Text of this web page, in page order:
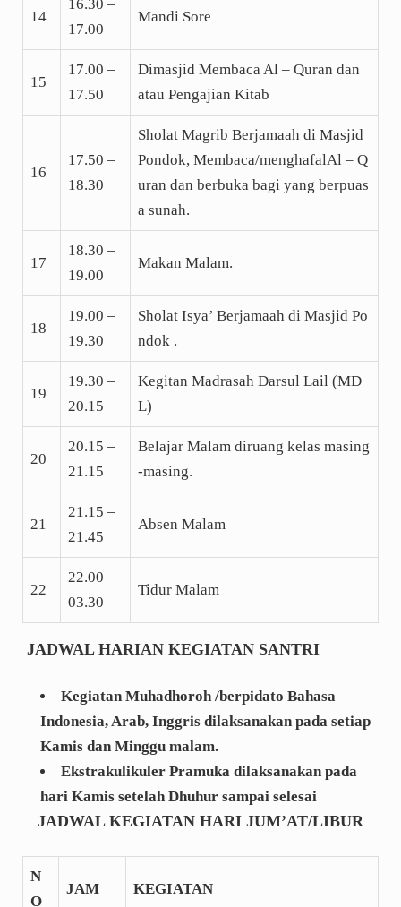
14
16.30 –
17.00
Mandi Sore
15
17.00 –
17.50
Dimasjid Membaca Al – Quran dan
atau Pengajian Kitab
16
17.50 –
18.30
Sholat Magrib Berjamaah di Masjid
Pondok, Membaca/menghafalAl – Q
uran dan berbuka bagi yang berpuas
a sunah.
17
18.30 –
19.00
Makan Malam.
18
19.00 –
19.30
Sholat Isya’ Berjamaah di Masjid Po
ndok .
19
19.30 –
20.15
Kegitan Madrasah Darsul Lail (MD
L)
20
20.15 –
21.15
Belajar Malam diruang kelas masing
-masing.
21
21.15 –
21.45
Absen Malam
22
22.00 –
03.30
Tidur Malam
JADWAL HARIAN KEGIATAN SANTRI
Kegiatan Muhadhoroh /berpidato Bahasa
Indonesia, Arab, Inggris dilaksanakan pada setiap
Kamis dan Minggu malam.
Ekstrakulikuler Pramuka dilaksanakan pada
hari Kamis setelah Dhuhur sampai selesai
JADWAL KEGIATAN HARI JUM’AT/LIBUR
N
O
JAM KEGIATAN